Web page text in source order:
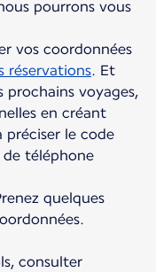
pourrons vous
vos coordonnées
réservations. Et
prochains voyages,
en créant
préciser le code
téléphone
quelques
consulter